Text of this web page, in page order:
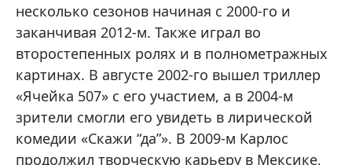
несколько сезонов начиная с 2000-го и
заканчивая 2012-м. Также играл во
второстепенных ролях и в полнометражных
картинах. В августе 2002-го вышел триллер
«Ячейка 507» с его участием, а в 2004-м
зрители смогли его увидеть в лирической
комедии «Скажи “да”». В 2009-м Карлос
продолжил творческую карьеру в Мексике,